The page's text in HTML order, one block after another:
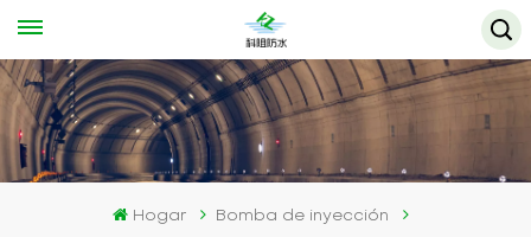
Hogar
Bomba de inyección